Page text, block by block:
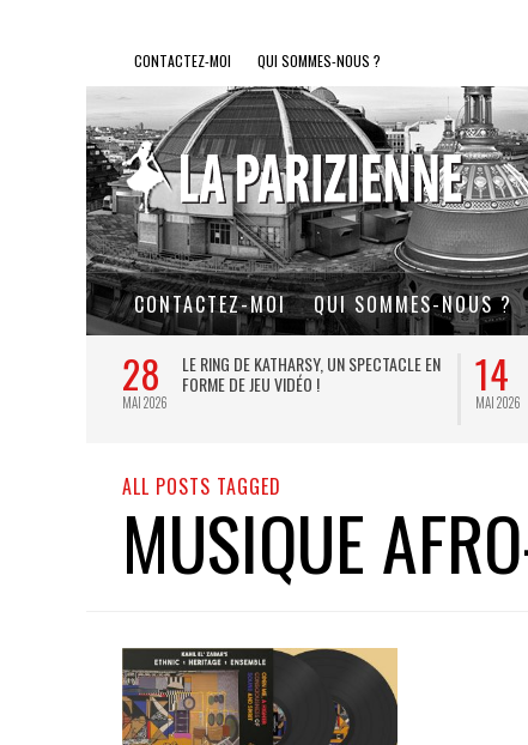
CONTACTEZ-MOI QUI SOMMES-NOUS ?
CONTACTEZ-MOI QUI SOMMES-NOUS ?
28
MAI 2026
LE RING DE KATHARSY, UN SPECTACLE EN
FORME DE JEU VIDÉO !
14
MAI 2026
ALL POSTS TAGGED
MUSIQUE